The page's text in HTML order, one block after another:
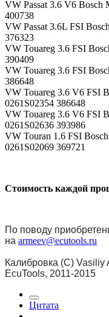
VW Passat 3.6 V6 Bosch
400738
VW Passat 3.6L FSI
376323
VW Touareg 3.6 FSI
390409
VW Touareg 3.6 FSI
386648
VW Touareg 3.6 V6 FSI
0261S02354 386648
VW Touareg 3.6 V6 FSI
0261S02636 393986
VW Touran 1.6 FSI
0261S02069 369721
Стоимость каждой
По поводу
на armeev@ecutools.ru
Калибровка (С) Vasiliy
EcuTools, 2011-2015
Цитата